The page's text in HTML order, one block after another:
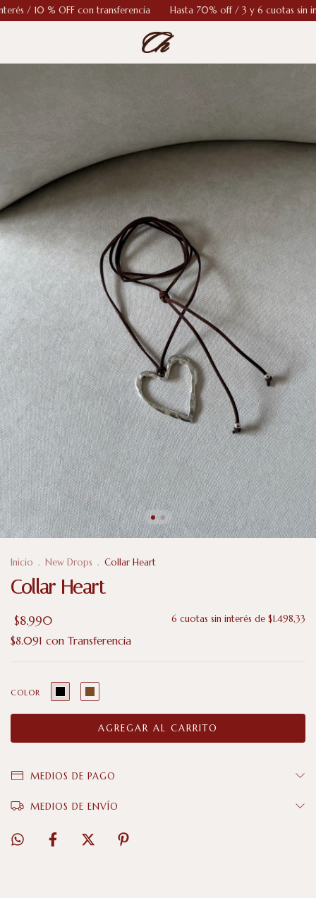
OFF con transferencia Hasta 70% off / 3 y 6 cuotas sin interés / 10
Inicio . New Drops . Collar Heart
Collar Heart
$8.990 6 cuotas sin interés de $1.498,33
$8.091 con Transferencia
COLOR
MEDIOS DE PAGO
MEDIOS DE ENVÍO